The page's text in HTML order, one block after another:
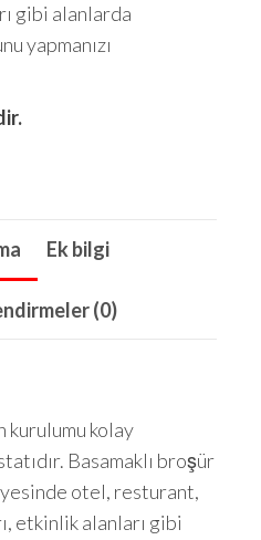
gibi alanlarda
yapmanızı
Ek bilgi
(0)
kolay
Basamaklı broşür
otel, resturant,
etkinlik alanları gibi